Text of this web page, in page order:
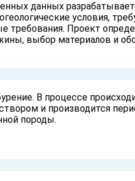
данных
условия,
требования. Проект
выбор материалов и
В процессе
и производится
породы.